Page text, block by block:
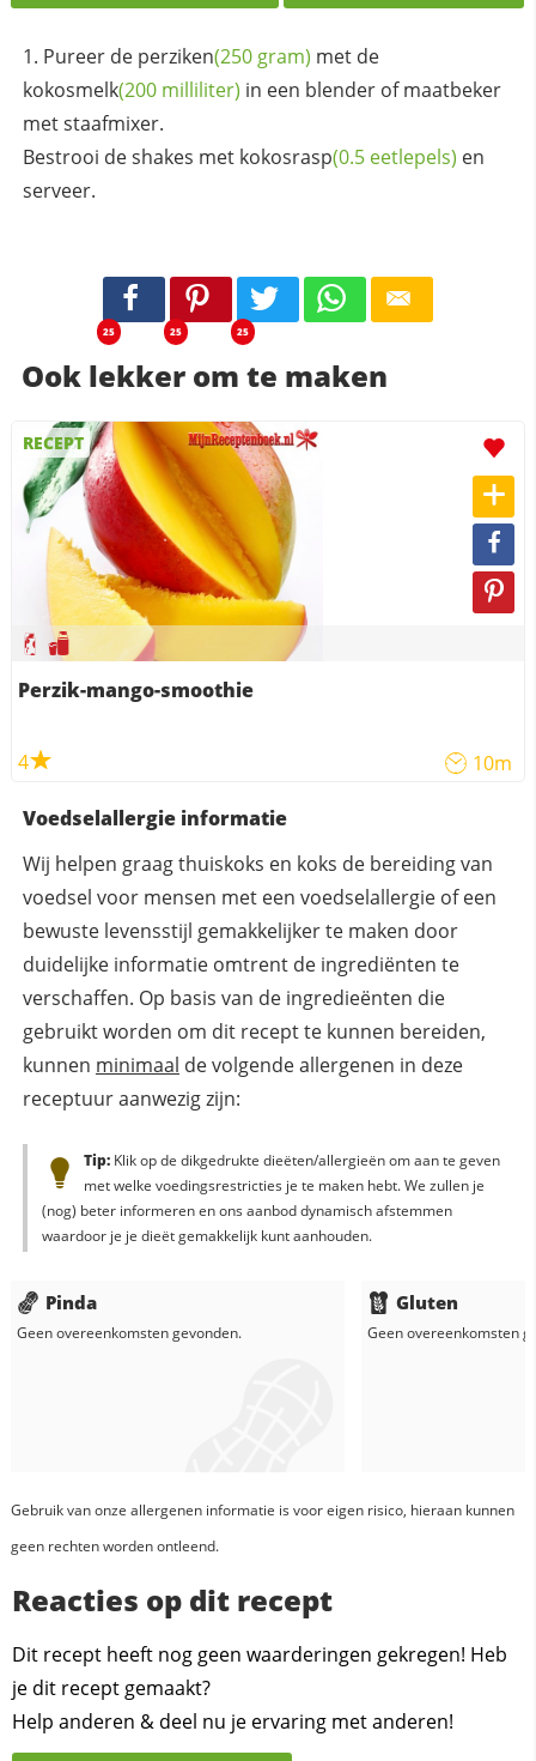
Pureer de perziken(250 gram) met de
kokosmelk(200 milliliter) in een blender of maatbeker
met staafmixer.
Bestrooi de shakes met kokosrasp(0.5 eetlepels) en
serveer.
25 25 25
Ook lekker om te maken
RECEPT
Perzik-mango-smoothie
4 10m
Voedselallergie informatie
Wij helpen graag thuiskoks en koks de bereiding van
voedsel voor mensen met een voedselallergie of een
bewuste levensstijl gemakkelijker te maken door
duidelijke informatie omtrent de ingrediënten te
verschaffen. Op basis van de ingredieënten die
gebruikt worden om dit recept te kunnen bereiden,
kunnen minimaal de volgende allergenen in deze
receptuur aanwezig zijn:
Tip:Klik op de dikgedrukte dieëten/allergieën om aan te geven
met welke voedingsrestricties je te maken hebt. We zullen je
(nog) beter informeren en ons aanbod dynamisch afstemmen
waardoor je je dieët gemakkelijk kunt aanhouden.
Pinda
Geen overeenkomsten gevonden.
Gluten
Geen overeenkomsten
Gebruik van onze allergenen informatie is voor eigen risico, hieraan kunnen
geen rechten worden ontleend.
Reacties op dit recept
Dit recept heeft nog geen waarderingen gekregen! Heb
je dit recept gemaakt?
Help anderen & deel nu je ervaring met anderen!